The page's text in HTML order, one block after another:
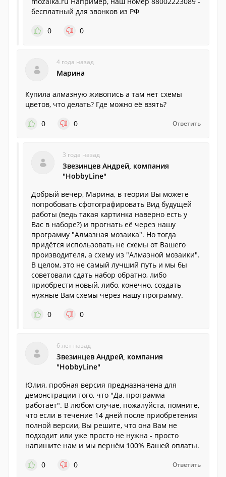
бесплатный для звонков из РФ
0
0
4 года назад
Марина
Купила алмазную живопись а там нет схемы
цветов, что делать? Где можно её взять?
0
0 Ответить
3 года назад
Звезинцев Андрей, компания
"HobbyLine"
Добрый вечер, Марина, в теории Вы можете
попробовать сфотографировать Вид будущей
работы (ведь такая картинка наверно есть у
Вас в наборе?) и прогнать её через нашу
программу "Алмазная мозаика". Но тогда
придётся использовать не схемы от Вашего
производителя, а схему из "Алмазной мозаики".
В целом, это не самый лучший путь и мы бы
советовали сдать набор обратно, либо
приобрести новый, либо, конечно, создать
нужные Вам схемы через нашу программу.
0
0
6 лет назад
Звезинцев Андрей, компания
"HobbyLine"
Юлия, пробная версия предназначена для
демонстрации того, что "Да, программа
работает". В любом случае, пожалуйста, помните,
что если в течение 14 дней после приобретения
полной версии, Вы решите, что она Вам не
подходит или уже просто не нужна - просто
напишите нам и мы вернём 100% Вашей оплаты.
0
0 Ответить